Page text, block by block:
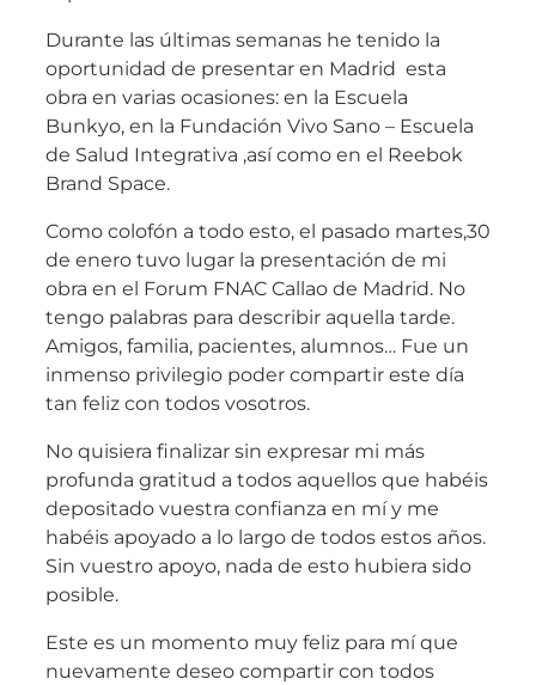
Durante las últimas semanas he tenido la
oportunidad de presentar en Madrid esta
obra en varias ocasiones: en la Escuela
Bunkyo, en la Fundación Vivo Sano – Escuela
de Salud Integrativa ,así como en el Reebok
Brand Space.
Como colofón a todo esto, el pasado martes,30
de enero tuvo lugar la presentación de mi
obra en el Forum FNAC Callao de Madrid. No
tengo palabras para describir aquella tarde.
Amigos, familia, pacientes, alumnos… Fue un
inmenso privilegio poder compartir este día
tan feliz con todos vosotros.
No quisiera finalizar sin expresar mi más
profunda gratitud a todos aquellos que habéis
depositado vuestra confianza en mí y me
habéis apoyado a lo largo de todos estos años.
Sin vuestro apoyo, nada de esto hubiera sido
posible.
Este es un momento muy feliz para mí que
nuevamente deseo compartir con todos